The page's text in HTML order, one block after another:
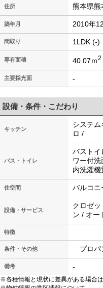
住所 熊本県熊
築年月 2010年
間取り 1LDK (-)
専有面積 40.07ｍ2
主要採光面 -
設備・条件・こだわり
キッチン
システ
ロ /
バス・トイレ
バストイ
ワー付
内洗濯
住空間 バルコニ
設備・サービス
クロゼ
ン / オー
特徴
条件・その他 プロパ
備考 -
※各種情報と現状に差異がある場合